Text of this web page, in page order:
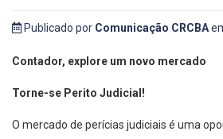
Publicado por Comunicação CRCBA
Contador, explore um novo mercado
Torne-se Perito Judicial!
O mercado de perícias judiciais é uma